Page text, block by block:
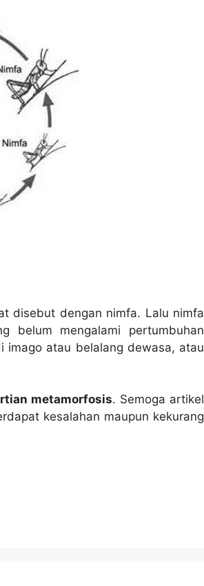
disebut dengan nimfa. Lalu nimfa
belum mengalami pertumbuhan
imago atau belalang dewasa, atau
metamorfosis. Semoga artikel
kesalahan maupun kekurang